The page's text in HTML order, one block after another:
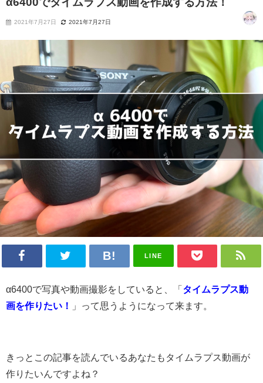
2021年7月27日 2021年7月27日
LINE
α6400で写真や動画撮影をしていると、「タイムラプス動
画を作りたい！
」って思うようになって来ます。
きっとこの記事を読んでいるあなたもタイムラプス動画が
作りたいんですよね？